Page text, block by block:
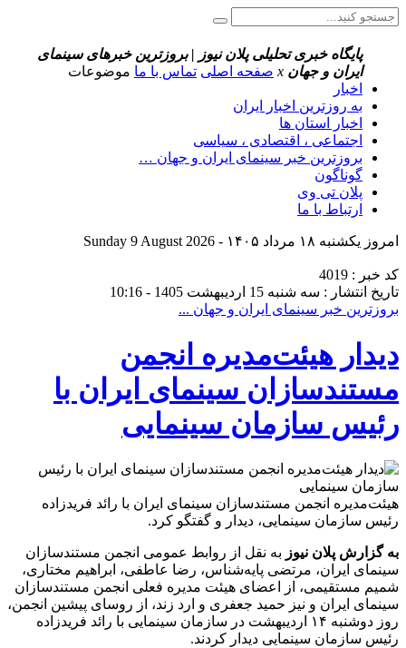
پایگاه خبری تحلیلی پلان نیوز | بروزترین خبرهای سینمای
ایران و جهان x صفحه اصلی تماس با ما موضوعات
اخبار
به روزترین اخبار ایران
اخبار استان ها
اجتماعی ، اقتصادی ، سیاسی
بروزترین خبر سینمای ایران و جهان …
گوناگون
پلان تی وی
ارتباط با ما
امروز یکشنبه ۱۸ مرداد ۱۴۰۵ - Sunday 9 August 2026
کد خبر : 4019
تاریخ انتشار : سه شنبه 15 اردیبهشت 1405 - 10:16
بروزترین خبر سینمای ایران و جهان ...
دیدار هیئت‌مدیره انجمن
مستندسازان سینمای ایران با
رئیس سازمان سینمایی
هیئت‌مدیره انجمن مستندسازان سینمای ایران با رائد فریدزاده
رئیس سازمان سینمایی، دیدار و گفتگو کرد.
به گزارش پلان نیوز به نقل از روابط عمومی انجمن مستندسازان
سینمای ایران، مرتضی پایه‌شناس، رضا عاطفی، ابراهیم مختاری،
شمیم مستقیمی، از اعضای هیئت مدیره فعلی انجمن مستندسازان
سینمای ایران و نیز حمید جعفری و ارد زند، از روسای پیشین انجمن،
روز دوشنبه ۱۴ اردیبهشت در سازمان سینمایی با رائد فریدزاده
رئیس سازمان سینمایی دیدار کردند.